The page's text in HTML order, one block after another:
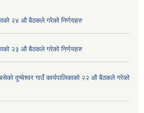
२४ औ बैठकले गरेको निर्णयहरु
२३ औ बैठकले गरेको निर्णयहरु
दुप्चेश्वर गाउँ कार्यपालिकाको २२ औ बैठकले गरेको